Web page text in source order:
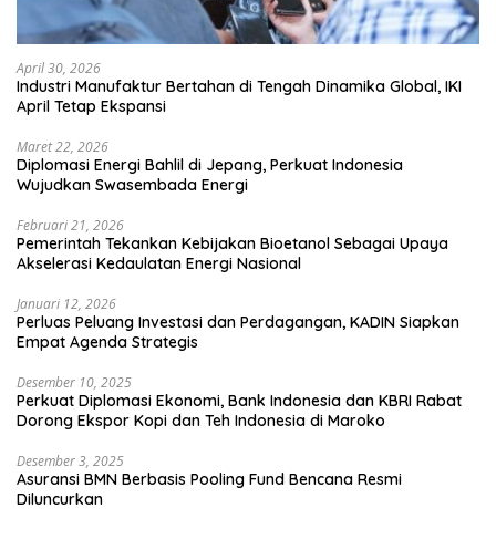
April 30, 2026
Industri Manufaktur Bertahan di Tengah Dinamika Global, IKI
April Tetap Ekspansi
Maret 22, 2026
Diplomasi Energi Bahlil di Jepang, Perkuat Indonesia
Wujudkan Swasembada Energi
Februari 21, 2026
Pemerintah Tekankan Kebijakan Bioetanol Sebagai Upaya
Akselerasi Kedaulatan Energi Nasional
Januari 12, 2026
Perluas Peluang Investasi dan Perdagangan, KADIN Siapkan
Empat Agenda Strategis
Desember 10, 2025
Perkuat Diplomasi Ekonomi, Bank Indonesia dan KBRI Rabat
Dorong Ekspor Kopi dan Teh Indonesia di Maroko
Desember 3, 2025
Asuransi BMN Berbasis Pooling Fund Bencana Resmi
Diluncurkan